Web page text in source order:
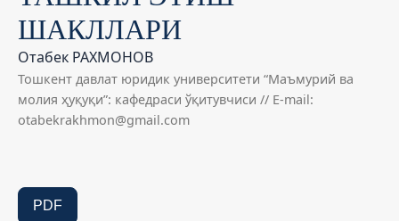
ШАКЛЛАРИ
Отабек РАХМОНОВ
Тошкент давлат юридик университети “Маъмурий ва
молия ҳуқуқи”: кафедраси ўқитувчиси // E-mail:
otabekrakhmon@gmail.com
PDF